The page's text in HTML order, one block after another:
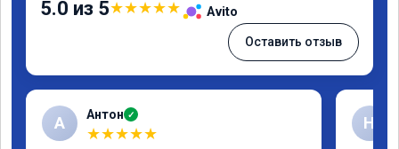
5.0 из 5★★★★★ Avito
Оставить отзыв
А Антон ✓
★★★★★
Н